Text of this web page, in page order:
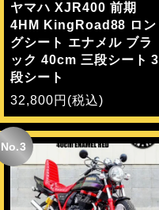
ヤマハ XJR400 前期
4HM KingRoad88 ロン
グシート エナメル ブラ
ック 40cm 三段シート 3
段シート
32,800円(税込)
No.3